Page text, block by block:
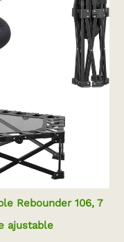
Rebounder 106, 7
ajustable